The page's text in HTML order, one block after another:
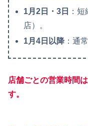
1月2日・3日
：
店）。
1月4日以降 ：通
店舗ごとの営業時間
す。